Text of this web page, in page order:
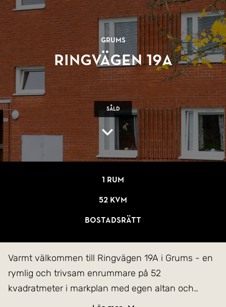
Grums
Ringvägen 19A
Såld
1 rum
52 kvm
Bostadsrätt
Varmt välkommen till Ringvägen 19A i Grums - en
rymlig och trivsam enrummare på 52
kvadratmeter i markplan med egen altan och
naturnära läge. Här bor du bekvämt i en ljus